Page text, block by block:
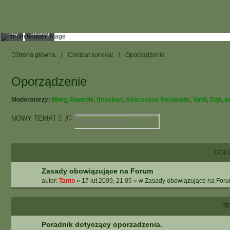
FAQ Szukaj
Strona główna Combat survival Oporządzenie
Oporządzenie
Moderatorzy: Morg, GawroN , thrackan, Abscessus Perianalis, Valdi, Dąb,
NOWY TEMAT
S
k
j
W
Z
K
I
W
Z
Zasady obowiązujące na Forum
autor: Tanto » 17 lut 2009, 21:05 » w Zasady obowiązujące na
Poradnik dotyczący oporzadzenia.